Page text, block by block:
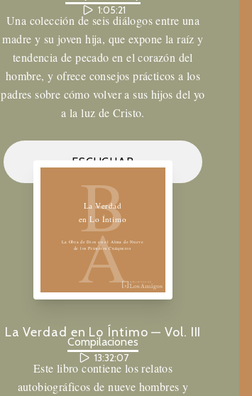
1:05:21
Una colección de seis diálogos entre una
madre y su joven hija, que expone la raíz y
tendencia de pecado en el corazón del
hombre, y ofrece consejos prácticos a los
padres sobre cómo volver a sus hijos del yo
a la luz de Cristo.
ESCUCHAR
B
A
La Verdad
en Lo Íntimo
La Obra de Dios en el Alma de Nueve
de los Primeros Cuáqueros
La Verdad en Lo Íntimo — Vol. III
Compilaciones
13:32:07
Este libro contiene los relatos
autobiográficos de nueve hombres y